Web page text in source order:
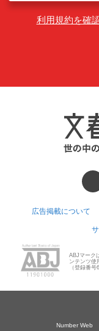
利用規約を確
広告掲載について
ABJマーク
ンテンツ使
（登録番号
Number Web